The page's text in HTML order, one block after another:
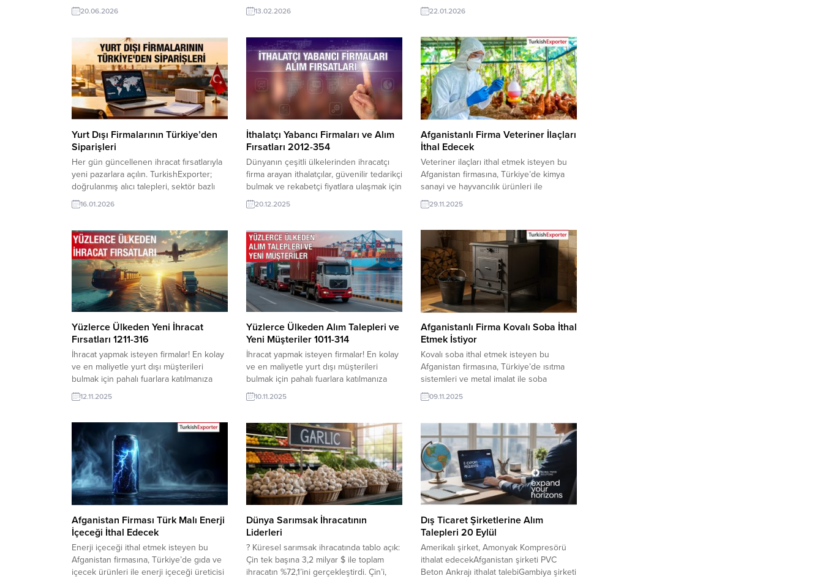
ihracatçılarını doğrulanmış alıcılarla
buluşturarak ihracat süreçlerini
kaçırmayın, yeni pazarlara bugün açılın.
Yurt Dışı Alım Taleplerinden Bazıları:
Afganistanlı Firma, Karton Kağıt İthal
EdecekAlman İthalatçı, Denim Kumaş
Siparişi VerecekIraklı Şirket, Kaliteli Giyim
Ürünü Almak İstiyorUkraynalı...
20.06.2026
TurkishExporter güncel talepler listesi,
ürün bazlı filtreleme ve hızlı iletişim
Türk firmaları için güçlü bir fırsat kapısıdır.
Günün Alım Taleplerinden Bazıları:
Kosovalı Firma, Granit Fırın Tepsisi Talep
EdiyorTürk Şirketi, İhracata...
13.02.2026
ilanlar ve hedef ülke odaklı
eşleştirmelerle Türk ihracatçılarını
buluşturur. Günün Öne Çıkan Alım
Talepleri Iraklı Şirket, Türkiye’den Sabun
Üretim Hattı AlacakRusya Şirketi,
Bioklimatik Pergola İthal Etmek
İstiyorKatarlı Şirket, Türkiye’den Ticari
Airfryer...
22.01.2026
Yurt Dışı Firmalarının Türkiye’den
Siparişleri
Her gün güncellenen ihracat fırsatlarıyla
yeni pazarlara açılın. TurkishExporter;
doğrulanmış alıcı talepleri, sektör bazlı
ilanlar ve hedef ülke odaklı
eşleştirmelerle Türk ihracatçılarını
buluşturur. Günün Öne Çıkan Alım
Talepleri Yunanistan Firması, Kadın
Taytları İthal Etmek İstiyorSuriye Firması,
Türkiye’den Gıda Takviyeleri Almak
İstiyorErmenistan Şirketi, Sodyum
Hipoklorit İthal...
16.01.2026
İthalatçı Yabancı Firmaları ve Alım
Fırsatları 2012-354
Dünyanın çeşitli ülkelerinden ihracatçı
firma arayan ithalatçılar, güvenilir tedarikçi
bulmak ve rekabetçi fiyatlara ulaşmak için
TurkishExporter’ı tercih ediyor. Platform,
sektör bazlı alım taleplerini günlük olarak
hızlı ve doğru şekilde eşleştiriyor.
Aşağıda örnekleri inceleyiniz.Bugüne ait
tüm alım talepleri: Brezilya, Türkiye’den
Paslanmaz Çelik Kaynaklı Boru Almak
İstiyorİngiltere,...
20.12.2025
Afganistanlı Firma Veteriner İlaçları
İthal Edecek
Veteriner ilaçları ithal etmek isteyen bu
Afganistan firmasına, Türkiye’de kimya
sanayi ve hayvancılık ürünleri ile
veteriner ilaçları üreticisi veya tedarikçisi
olan ihracatçı firmalar teklif sunabilirler.
ilanının iletişim bilgilerine TurkishExporter
VIP üyeleri ile TE üyelik kredisi sahibi
ihracat şirketleri erişebilmektedir. ➤ Bu
ithalat...
29.11.2025
Yüzlerce Ülkeden Yeni İhracat
Fırsatları 1211-316
İhracat yapmak isteyen firmalar! En kolay
ve en maliyetle yurt dışı müşterileri
bulmak için pahalı fuarlara katılmanıza
gerek yok. Pazar araştırması yapmak için
onlarca ülkeye seyahat etmekte hem
kolayı, TurkishExporter üye olup sıkı
takiptir. Her gün yüzlerce fırsat burada,
aşağıdadır.. 12 Kasım...
12.11.2025
Yüzlerce Ülkeden Alım Talepleri ve
Yeni Müşteriler 1011-314
İhracat yapmak isteyen firmalar! En kolay
ve en maliyetle yurt dışı müşterileri
bulmak için pahalı fuarlara katılmanıza
gerek yok. Pazar araştırması yapmak için
onlarca ülkeye seyahat etmekte hem
kolayı, TurkishExporter üye olup sıkı
takiptir. Her gün yüzlerce fırsat burada,
aşağıdadır.. 10 Kasım...
10.11.2025
Afganistanlı Firma Kovalı Soba İthal
Etmek İstiyor
Kovalı soba ithal etmek isteyen bu
Afganistan firmasına, Türkiye’de ısıtma
sistemleri ve metal imalat ile soba
üreticisi veya tedarikçisi olan ihracatçı
firmalar teklif sunabilirler. Yeni bir ihracat
bilgilerine TurkishExporter VIP üyeleri ile
TE üyelik kredisi sahibi ihracat şirketleri
erişebilmektedir. ➤ Bu ithalat alım...
09.11.2025
Afganistan Firması Türk Malı Enerji
İçeceği İthal Edecek
Enerji içeceği ithal etmek isteyen bu
Afganistan firmasına, Türkiye’de gıda ve
içecek ürünleri ile enerji içeceği üreticisi
Dünya Sarımsak İhracatının
Liderleri
? Küresel sarımsak ihracatında tablo açık:
Çin tek başına 3,2 milyar $ ile toplam
ihracatın %72,1’ini gerçekleştirdi. Çin’i,
Dış Ticaret Şirketlerine Alım
Talepleri 20 Eylül
Amerikalı şirket, Amonyak Kompresörü
ithalat edecekAfganistan şirketi PVC
Beton Ankrajı ithalat talebiGambiya şirketi